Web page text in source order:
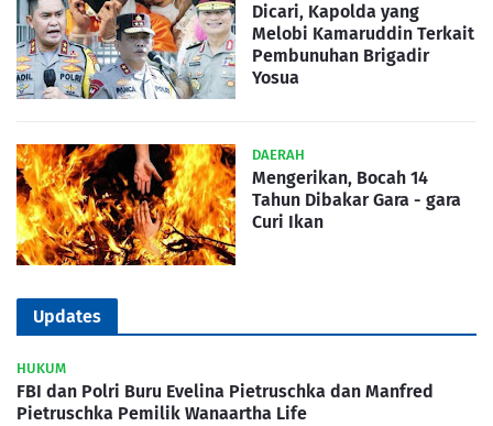
Dicari, Kapolda yang
Melobi Kamaruddin Terkait
Pembunuhan Brigadir
Yosua
DAERAH
Mengerikan, Bocah 14
Tahun Dibakar Gara - gara
Curi Ikan
Updates
HUKUM
FBI dan Polri Buru Evelina Pietruschka dan Manfred
Pietruschka Pemilik Wanaartha Life